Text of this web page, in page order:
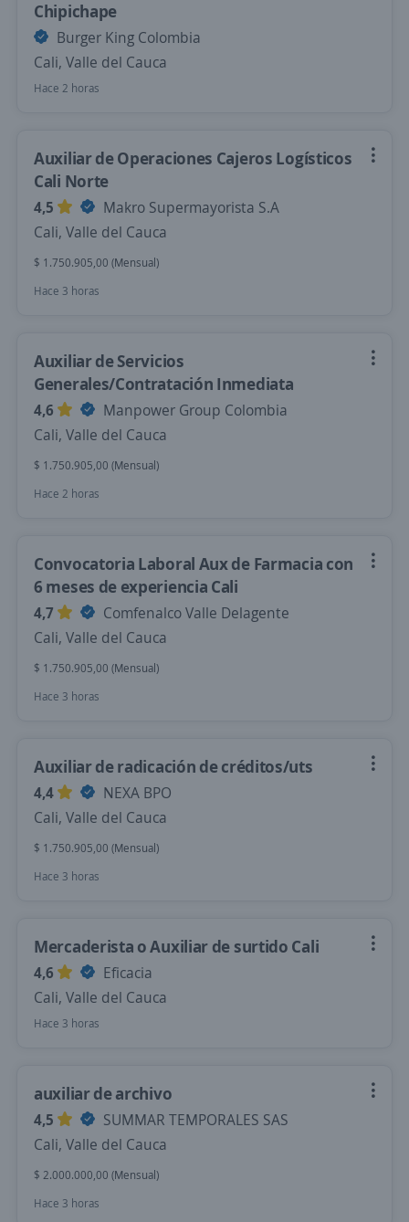
Chipichape
Burger King Colombia
Cali, Valle del Cauca
Hace 2 horas
Auxiliar de Operaciones Cajeros Logísticos
Cali Norte
4,5
Makro Supermayorista S.A
Cali, Valle del Cauca
$ 1.750.905,00 (Mensual)
Hace 3 horas
Auxiliar de Servicios
Generales/Contratación Inmediata
4,6
Manpower Group Colombia
Cali, Valle del Cauca
$ 1.750.905,00 (Mensual)
Hace 2 horas
Convocatoria Laboral Aux de Farmacia con
6 meses de experiencia Cali
4,7
Comfenalco Valle Delagente
Cali, Valle del Cauca
$ 1.750.905,00 (Mensual)
Hace 3 horas
Auxiliar de radicación de créditos/uts
4,4
NEXA BPO
Cali, Valle del Cauca
$ 1.750.905,00 (Mensual)
Hace 3 horas
Mercaderista o Auxiliar de surtido Cali
4,6
Eficacia
Cali, Valle del Cauca
Hace 3 horas
auxiliar de archivo
4,5
SUMMAR TEMPORALES SAS
Cali, Valle del Cauca
$ 2.000.000,00 (Mensual)
Hace 3 horas